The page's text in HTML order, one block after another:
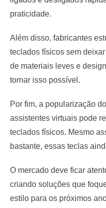
praticidade.
Além disso, fabricantes
teclados físicos sem
de materiais leves e
tornar isso possível.
Por fim, a popularização
assistentes virtuais pode
teclados físicos. Mesmo
bastante, essas teclas
O mercado deve ficar
criando soluções que
estilo para os próximos